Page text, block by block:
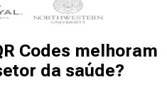
Codes melhoram
da saúde?